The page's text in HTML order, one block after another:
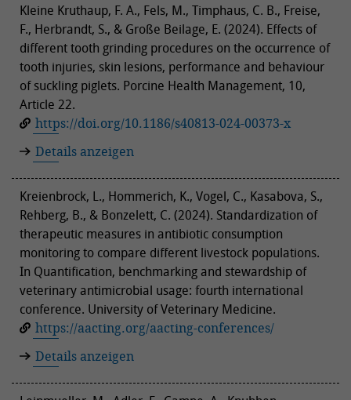
Kleine Kruthaup, F. A., Fels, M., Timphaus, C. B., Freise,
F., Herbrandt, S., & Große Beilage, E. (2024). Effects of
different tooth grinding procedures on the occurrence of
tooth injuries, skin lesions, performance and behaviour
of suckling piglets. Porcine Health Management, 10,
Article 22.
https://doi.org/10.1186/s40813-024-00373-x
Details anzeigen
Kreienbrock, L., Hommerich, K., Vogel, C., Kasabova, S.,
Rehberg, B., & Bonzelett, C. (2024). Standardization of
therapeutic measures in antibiotic consumption
monitoring to compare different livestock populations.
In Quantification, benchmarking and stewardship of
veterinary antimicrobial usage: fourth international
conference. University of Veterinary Medicine.
https://aacting.org/aacting-conferences/
Details anzeigen